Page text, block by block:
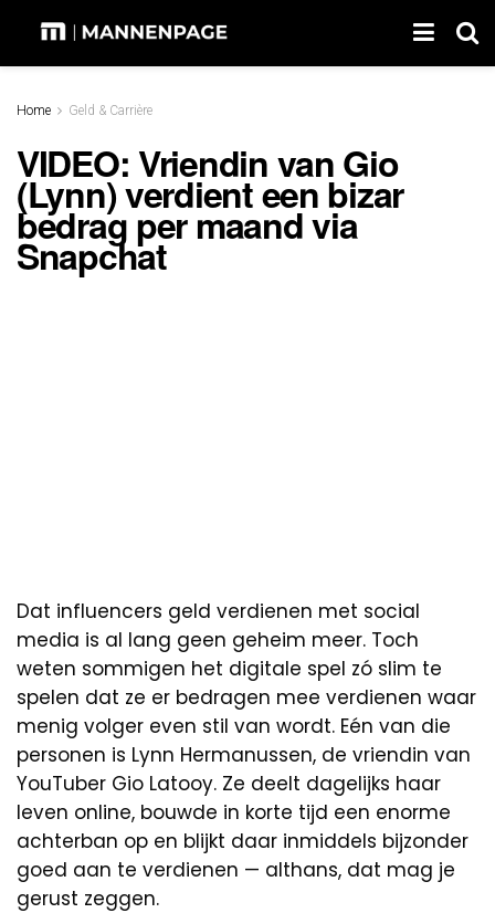
Home Geld & Carrière
VIDEO: Vriendin van Gio
(Lynn) verdient een bizar
bedrag per maand via
Snapchat
Dat influencers geld verdienen met social
media is al lang geen geheim meer. Toch
weten sommigen het digitale spel zó slim te
spelen dat ze er bedragen mee verdienen waar
menig volger even stil van wordt. Eén van die
personen is Lynn Hermanussen, de vriendin van
YouTuber Gio Latooy. Ze deelt dagelijks haar
leven online, bouwde in korte tijd een enorme
achterban op en blijkt daar inmiddels bijzonder
goed aan te verdienen — althans, dat mag je
gerust zeggen.